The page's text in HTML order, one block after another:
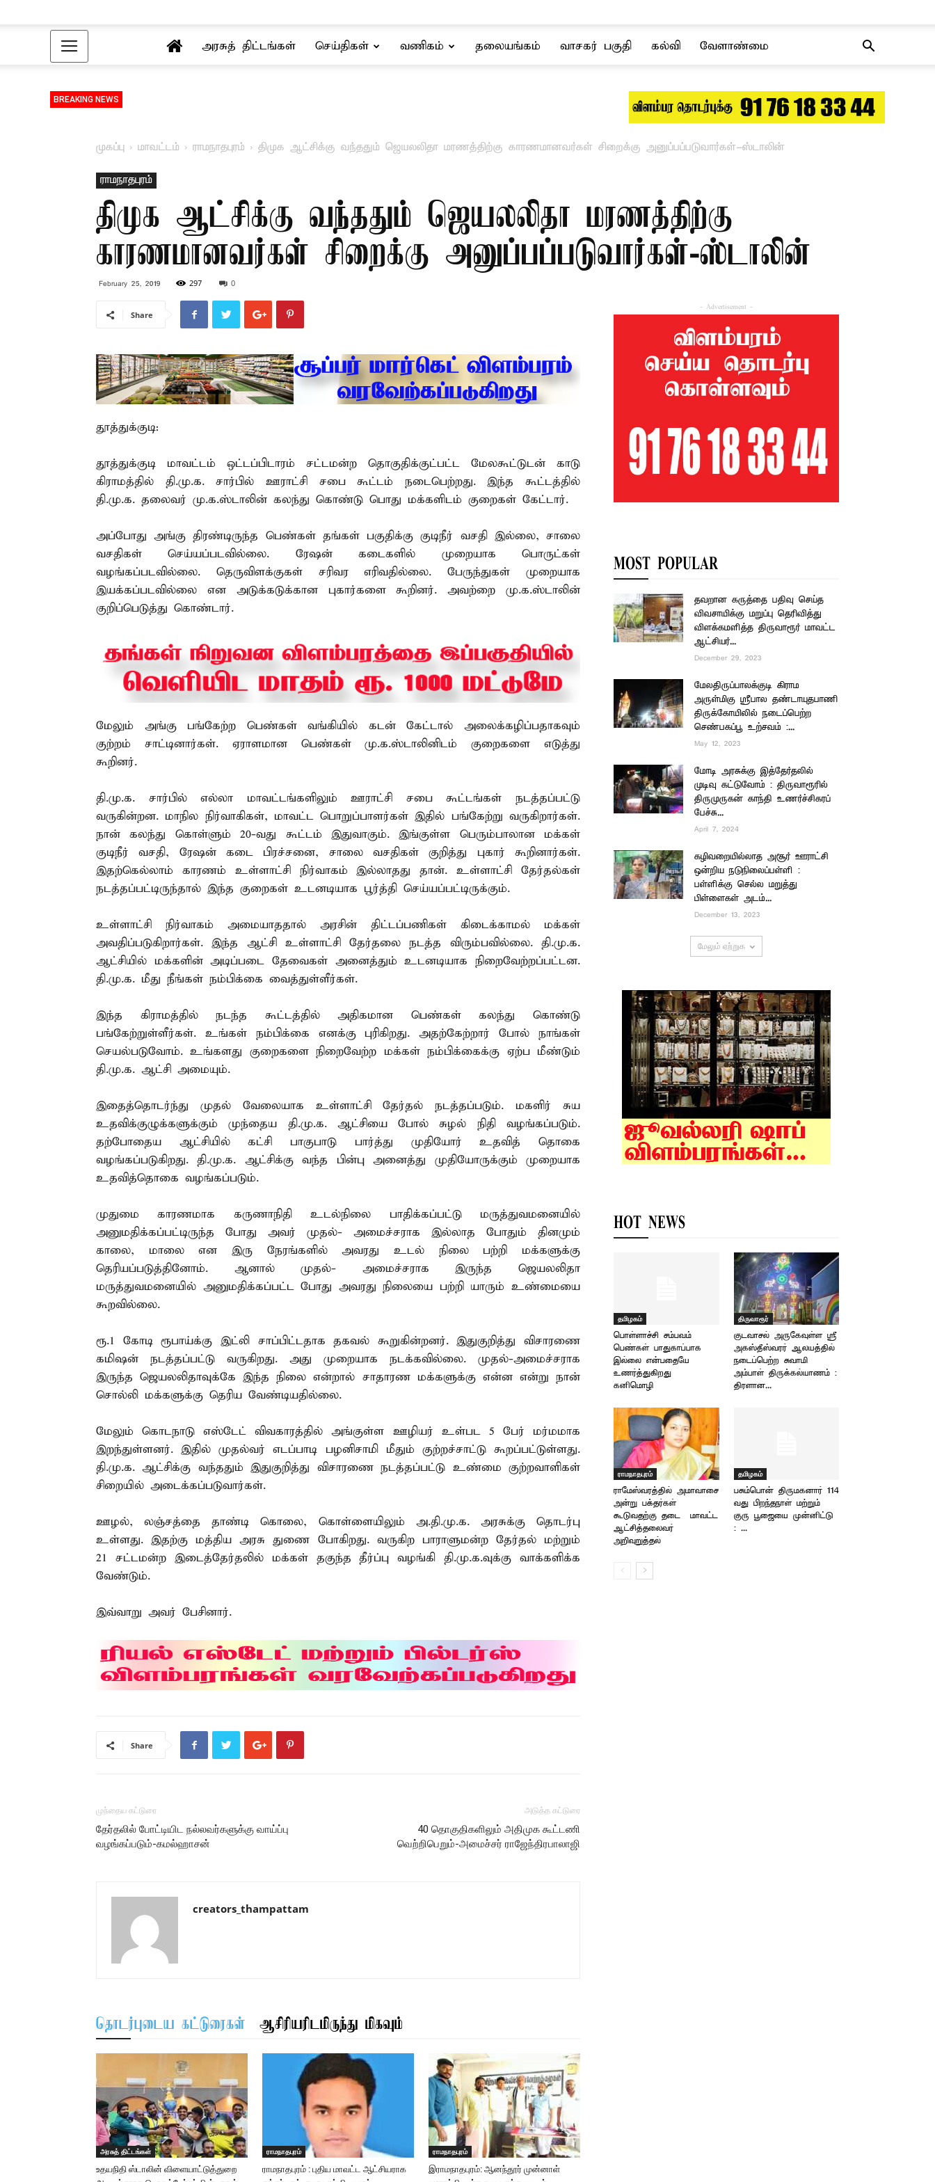
அரசுத் திட்டங்கள் செய்திகள் வணிகம் தலையங்கம் வாசகர் பகுதி கல்வி வேளாண்மை
BREAKING NEWS
முகப்பு மாவட்டம் ராமநாதபுரம் திமுக ஆட்சிக்கு வந்ததும் ஜெயலலிதா மரணத்திற்கு காரணமானவர்கள் சிறைக்கு அனுப்பப்படுவார்கள்-ஸ்டாலின்
ராமநாதபுரம்
திமுக ஆட்சிக்கு வந்ததும் ஜெயலலிதா மரணத்திற்கு
காரணமானவர்கள் சிறைக்கு அனுப்பப்படுவார்கள்-ஸ்டாலின்
February 25, 2019 297 0
Share
தூத்துக்குடி:
தூத்துக்குடி மாவட்டம் ஒட்டப்பிடாரம் சட்டமன்ற தொகுதிக்குட்பட்ட மேலகூட்டுடன் காடு
கிராமத்தில் தி.மு.க. சார்பில் ஊராட்சி சபை கூட்டம் நடைபெற்றது. இந்த கூட்டத்தில்
தி.மு.க. தலைவர் மு.க.ஸ்டாலின் கலந்து கொண்டு பொது மக்களிடம் குறைகள் கேட்டார்.
அப்போது அங்கு திரண்டிருந்த பெண்கள் தங்கள் பகுதிக்கு குடிநீர் வசதி இல்லை, சாலை
வசதிகள் செய்யப்படவில்லை. ரேஷன் கடைகளில் முறையாக பொருட்கள்
வழங்கப்படவில்லை. தெருவிளக்குகள் சரிவர எரிவதில்லை. பேருந்துகள் முறையாக
இயக்கப்படவில்லை என அடுக்கடுக்கான புகார்களை கூறினர். அவற்றை மு.க.ஸ்டாலின்
குறிப்பெடுத்து கொண்டார்.
மேலும் அங்கு பங்கேற்ற பெண்கள் வங்கியில் கடன் கேட்டால் அலைக்கழிப்பதாகவும்
குற்றம் சாட்டினார்கள். ஏராளமான பெண்கள் மு.க.ஸ்டாலினிடம் குறைகளை எடுத்து
கூறினர்.
தி.மு.க. சார்பில் எல்லா மாவட்டங்களிலும் ஊராட்சி சபை கூட்டங்கள் நடத்தப்பட்டு
வருகின்றன. மாநில நிர்வாகிகள், மாவட்ட பொறுப்பாளர்கள் இதில் பங்கேற்று வருகிறார்கள்.
நான் கலந்து கொள்ளும் 20-வது கூட்டம் இதுவாகும். இங்குள்ள பெரும்பாலான மக்கள்
குடிநீர் வசதி, ரேஷன் கடை பிரச்சனை, சாலை வசதிகள் குறித்து புகார் கூறினார்கள்.
இதற்கெல்லாம் காரணம் உள்ளாட்சி நிர்வாகம் இல்லாதது தான். உள்ளாட்சி தேர்தல்கள்
நடத்தப்பட்டிருந்தால் இந்த குறைகள் உடனடியாக பூர்த்தி செய்யப்பட்டிருக்கும்.
உள்ளாட்சி நிர்வாகம் அமையாததால் அரசின் திட்டப்பணிகள் கிடைக்காமல் மக்கள்
அவதிப்படுகிறார்கள். இந்த ஆட்சி உள்ளாட்சி தேர்தலை நடத்த விரும்பவில்லை. தி.மு.க.
ஆட்சியில் மக்களின் அடிப்படை தேவைகள் அனைத்தும் உடனடியாக நிறைவேற்றப்பட்டன.
தி.மு.க. மீது நீங்கள் நம்பிக்கை வைத்துள்ளீர்கள்.
இந்த கிராமத்தில் நடந்த கூட்டத்தில் அதிகமான பெண்கள் கலந்து கொண்டு
பங்கேற்றுள்ளீர்கள். உங்கள் நம்பிக்கை எனக்கு புரிகிறது. அதற்கேற்றார் போல் நாங்கள்
செயல்படுவோம். உங்களது குறைகளை நிறைவேற்ற மக்கள் நம்பிக்கைக்கு ஏற்ப மீண்டும்
தி.மு.க. ஆட்சி அமையும்.
இதைத்தொடர்ந்து முதல் வேலையாக உள்ளாட்சி தேர்தல் நடத்தப்படும். மகளிர் சுய
உதவிக்குழுக்களுக்கும் முந்தைய தி.மு.க. ஆட்சியை போல் சுழல் நிதி வழங்கப்படும்.
தற்போதைய ஆட்சியில் கட்சி பாகுபாடு பார்த்து முதியோர் உதவித் தொகை
வழங்கப்படுகிறது. தி.மு.க. ஆட்சிக்கு வந்த பின்பு அனைத்து முதியோருக்கும் முறையாக
உதவித்தொகை வழங்கப்படும்.
முதுமை காரணமாக கருணாநிதி உடல்நிலை பாதிக்கப்பட்டு மருத்துவமனையில்
அனுமதிக்கப்பட்டிருந்த போது அவர் முதல்- அமைச்சராக இல்லாத போதும் தினமும்
காலை, மாலை என இரு நேரங்களில் அவரது உடல் நிலை பற்றி மக்களுக்கு
தெரியப்படுத்தினோம். ஆனால் முதல்- அமைச்சராக இருந்த ஜெயலலிதா
மருத்துவமனையில் அனுமதிக்கப்பட்ட போது அவரது நிலையை பற்றி யாரும் உண்மையை
கூறவில்லை.
ரூ.1 கோடி ரூபாய்க்கு இட்லி சாப்பிட்டதாக தகவல் கூறுகின்றனர். இதுகுறித்து விசாரணை
கமிஷன் நடத்தப்பட்டு வருகிறது. அது முறையாக நடக்கவில்லை. முதல்-அமைச்சராக
இருந்த ஜெயலலிதாவுக்கே இந்த நிலை என்றால் சாதாரண மக்களுக்கு என்ன என்று நான்
சொல்லி மக்களுக்கு தெரிய வேண்டியதில்லை.
மேலும் கொடநாடு எஸ்டேட் விவகாரத்தில் அங்குள்ள ஊழியர் உள்பட 5 பேர் மர்மமாக
இறந்துள்ளனர். இதில் முதல்வர் எடப்பாடி பழனிசாமி மீதும் குற்றச்சாட்டு கூறப்பட்டுள்ளது.
தி.மு.க. ஆட்சிக்கு வந்ததும் இதுகுறித்து விசாரணை நடத்தப்பட்டு உண்மை குற்றவாளிகள்
சிறையில் அடைக்கப்படுவார்கள்.
ஊழல், லஞ்சத்தை தாண்டி கொலை, கொள்ளையிலும் அ.தி.மு.க. அரசுக்கு தொடர்பு
உள்ளது. இதற்கு மத்திய அரசு துணை போகிறது. வருகிற பாராளுமன்ற தேர்தல் மற்றும்
21 சட்டமன்ற இடைத்தேர்தலில் மக்கள் தகுந்த தீர்ப்பு வழங்கி தி.மு.க.வுக்கு வாக்களிக்க
வேண்டும்.
இவ்வாறு அவர் பேசினார்.
Share
முந்தைய கட்டுரை
தேர்தலில் போட்டியிட நல்லவர்களுக்கு வாய்ப்பு
வழங்கப்படும்-கமல்ஹாசன்
அடுத்த கட்டுரை
40 தொகுதிகளிலும் அதிமுக கூட்டணி
வெற்றிபெறும்-அமைச்சர் ராஜேந்திரபாலாஜி
creators_thampattam
தொடர்புடைய கட்டுரைகள் ஆசிரியரிடமிருந்து மிகவும்
அரசுத் திட்டங்கள்
உதயநிதி ஸ்டாலின் விளையாட்டுத்துறை
ராமநாதபுரம்
ராமநாதபுரம் : புதிய மாவட்ட ஆட்சியராக
ராமநாதபுரம்
இராமநாதபுரம்: ஆனந்தூர் முன்னாள்
- Advertisement -
MOST POPULAR
தவறான கருத்தை பதிவு செய்த
விவசாயிக்கு மறுப்பு தெரிவித்து
விளக்கமளித்த திருவாரூர் மாவட்ட
ஆட்சியர்...
December 29, 2023
மேலதிருப்பாலக்குடி கிராம
அருள்மிகு ஸ்ரீபால தண்டாயுதபாணி
திருக்கோயிலில் நடைப்பெற்ற
செண்பகப்பூ உற்சவம் :...
May 12, 2023
மோடி அரசுக்கு இத்தேர்தலில்
முடிவு கட்டுவோம் : திருவாரூரில்
திருமுருகன் காந்தி உணர்ச்சிகரப்
பேச்சு...
April 7, 2024
கழிவறையில்லாத அசூர் ஊராட்சி
ஒன்றிய நடுநிலைப்பள்ளி :
பள்ளிக்கு செல்ல மறுத்து
பிள்ளைகள் அடம்...
December 13, 2023
மேலும் ஏற்றுக
HOT NEWS
தமிழகம்
பொள்ளாச்சி சம்பவம்
பெண்கள் பாதுகாப்பாக
இல்லை என்பதையே
உணர்த்துகிறது –
கனிமொழி
திருவாரூர்
குடவாசல் அருகேவுள்ள ஸ்ரீ
அகஸ்தீஸ்வரர் ஆலயத்தில்
நடைப்பெற்ற சுவாமி
அம்பாள் திருக்கல்யாணம் :
திரளான...
ராமநாதபுரம்
ராமேஸ்வரத்தில் அமாவாசை
அன்று பக்தர்கள்
கூடுவதற்கு தடை – மாவட்ட
ஆட்சித்தலைவர்
அறிவுறுத்தல்
தமிழகம்
பசும்பொன் திருமகனார் 114
வது பிறந்தநாள் மற்றும்
குரு பூஜையை முன்னிட்டு
: ...